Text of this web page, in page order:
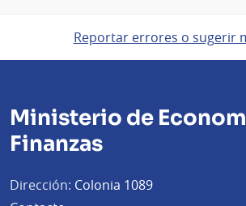
Reportar errores o sugerir
Ministerio de
Finanzas
Dirección: Colonia 1089